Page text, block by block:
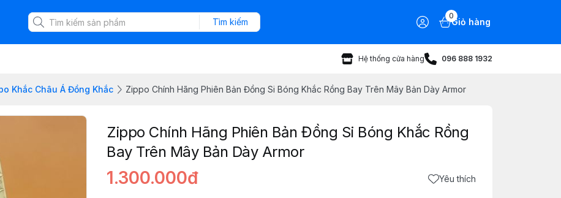
Tìm kiếm
0
Giỏ hàng
Hệ thống cửa hàng 096 888 1932
Khắc Châu Á Đồng Khắc Zippo Chính Hãng Phiên Bản Đồng Si Bóng Khắc Rồng Bay Trên Mây Bản Dày Armor
Zippo Chính Hãng Phiên Bản Đồng Si Bóng Khắc Rồng
Bay Trên Mây Bản Dày Armor
1.300.000đ Yêu thích